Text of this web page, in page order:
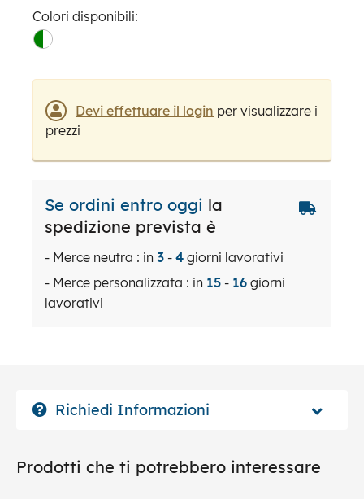
Colori disponibili:
Devi effettuare il login per visualizzare i
prezzi
Se ordini entro oggi la
spedizione prevista è
- Merce neutra : in 3 - 4 giorni lavorativi
- Merce personalizzata : in 15 - 16 giorni
lavorativi
Richiedi Informazioni
Prodotti che ti potrebbero interessare